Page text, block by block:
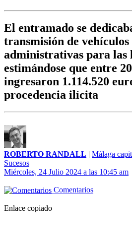
El entramado se
transmisión de
administrativas para las
estimándose que entre
ingresaron 1.114.520
procedencia ilícita
ROBERTO RANDALL | Málaga
Sucesos
Miércoles, 24 Julio 2024 a las 10:45 am
Comentarios
Enlace copiado